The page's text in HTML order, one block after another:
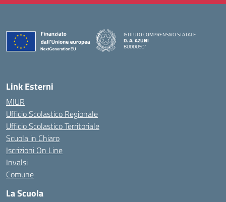
ISTITUTO COMPRENSIVO STATALE
D. A. AZUNI
BUDDUSO'
Link Esterni
MIUR
Ufficio Scolastico Regionale
Ufficio Scolastico Territoriale
Scuola in Chiaro
Iscrizioni On Line
Invalsi
Comune
La Scuola